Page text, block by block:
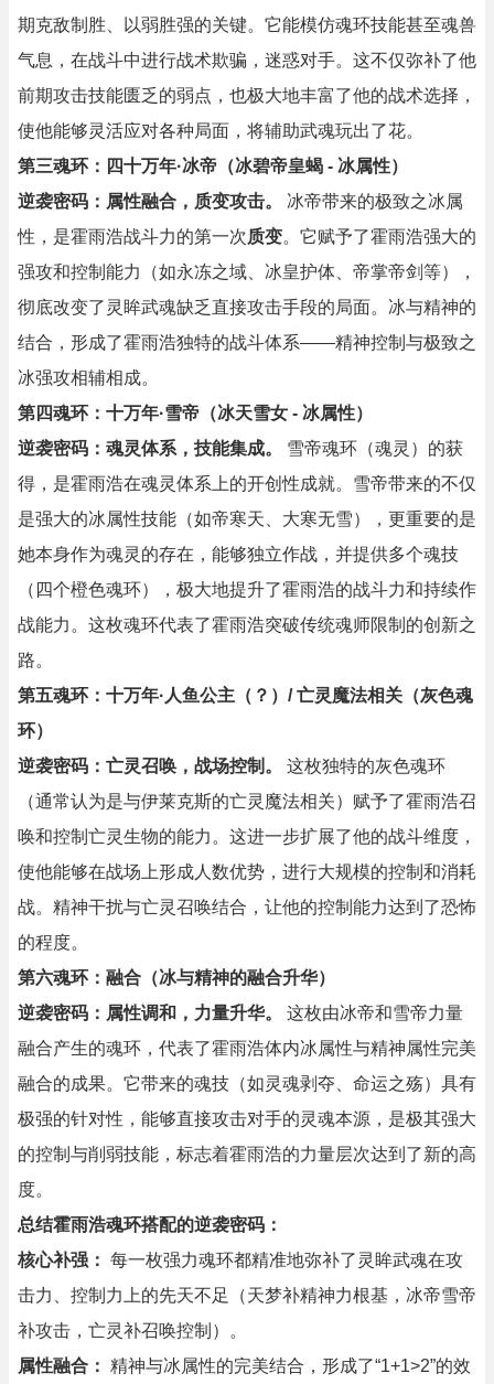
期克敌制胜、以弱胜强的关键。它能模仿魂环技能甚至魂兽
气息，在战斗中进行战术欺骗，迷惑对手。这不仅弥补了他
前期攻击技能匮乏的弱点，也极大地丰富了他的战术选择，
使他能够灵活应对各种局面，将辅助武魂玩出了花。
第三魂环：四十万年·冰帝（冰碧帝皇蝎 - 冰属性）
逆袭密码：属性融合，质变攻击。
冰帝带来的极致之冰属
性，是霍雨浩战斗力的第一次质变。它赋予了霍雨浩强大的
强攻和控制能力（如永冻之域、冰皇护体、帝掌帝剑等），
彻底改变了灵眸武魂缺乏直接攻击手段的局面。冰与精神的
结合，形成了霍雨浩独特的战斗体系——精神控制与极致之
冰强攻相辅相成。
第四魂环：十万年·雪帝（冰天雪女 - 冰属性）
逆袭密码：魂灵体系，技能集成。
雪帝魂环（魂灵）的获
得，是霍雨浩在魂灵体系上的开创性成就。雪帝带来的不仅
是强大的冰属性技能（如帝寒天、大寒无雪），更重要的是
她本身作为魂灵的存在，能够独立作战，并提供多个魂技
（四个橙色魂环），极大地提升了霍雨浩的战斗力和持续作
战能力。这枚魂环代表了霍雨浩突破传统魂师限制的创新之
路。
第五魂环：十万年·人鱼公主（？）/ 亡灵魔法相关（灰色魂
环）
逆袭密码：亡灵召唤，战场控制。
这枚独特的灰色魂环
（通常认为是与伊莱克斯的亡灵魔法相关）赋予了霍雨浩召
唤和控制亡灵生物的能力。这进一步扩展了他的战斗维度，
使他能够在战场上形成人数优势，进行大规模的控制和消耗
战。精神干扰与亡灵召唤结合，让他的控制能力达到了恐怖
的程度。
第六魂环：融合（冰与精神的融合升华）
逆袭密码：属性调和，力量升华。
这枚由冰帝和雪帝力量
融合产生的魂环，代表了霍雨浩体内冰属性与精神属性完美
融合的成果。它带来的魂技（如灵魂剥夺、命运之殇）具有
极强的针对性，能够直接攻击对手的灵魂本源，是极其强大
的控制与削弱技能，标志着霍雨浩的力量层次达到了新的高
度。
总结霍雨浩魂环搭配的逆袭密码：
核心补强： 每一枚强力魂环都精准地弥补了灵眸武魂在攻
击力、控制力上的先天不足（天梦补精神力根基，冰帝雪帝
补攻击，亡灵补召唤控制）。
属性融合： 精神与冰属性的完美结合，形成了“1+1>2”的效